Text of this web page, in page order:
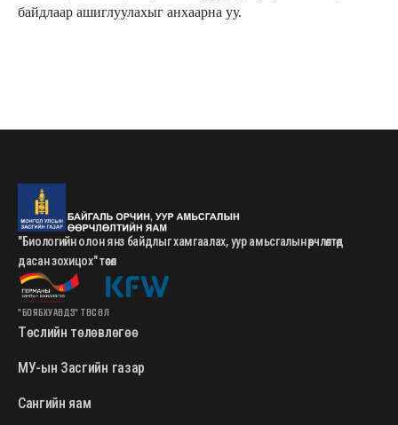
байдлаар ашиглуулахыг анхаарна уу.
"Биологийн олон янз байдлыг хамгаалах, уур амьсгалын өөрчлөлтөд
дасан зохицох" төсөл
"БОЯБХУАӨДЗ" ТӨСӨЛ
Төслийн төлөвлөгөө
МУ-ын Засгийн газар
Сангийн яам